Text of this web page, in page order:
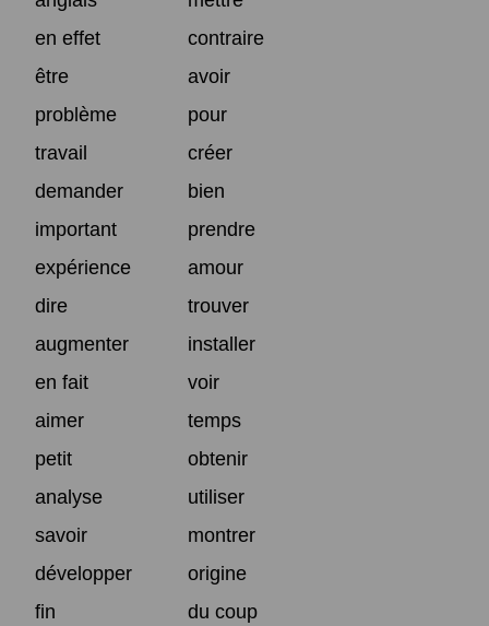
en effet
contraire
être
avoir
problème
pour
travail
créer
demander
bien
important
prendre
expérience
amour
dire
trouver
augmenter
installer
en fait
voir
aimer
temps
petit
obtenir
analyse
utiliser
savoir
montrer
développer
origine
fin
du coup